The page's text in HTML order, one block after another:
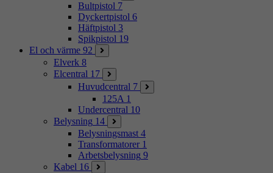
Bultpistol 7
Dyckertpistol 6
Häftpistol 3
Spikpistol 19
El och värme 92
Elverk 8
Elcentral 17
Huvudcentral 7
125A 1
Undercentral 10
Belysning 14
Belysningsmast 4
Transformatorer 1
Arbetsbelysning 9
Kabel 16